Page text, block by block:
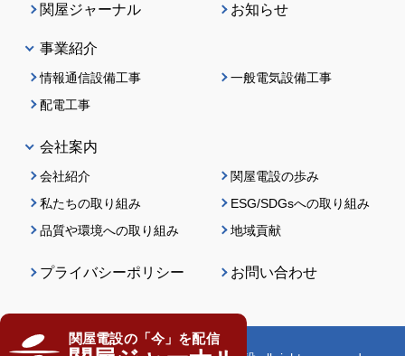
関屋電設の「今」を配信
関屋ジャーナル お知らせ
事業紹介
情報通信設備工事
一般電気設備工事
配電工事
会社案内
会社紹介
関屋電設の歩み
私たちの取り組み
ESG/SDGsへの取り組み
品質や環境への取り組み
地域貢献
プライバシーポリシー お問い合わせ